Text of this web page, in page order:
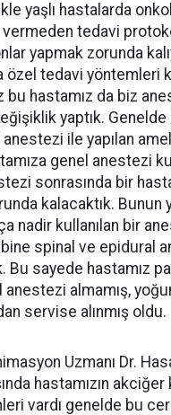
yaşlı hastalarda
tedavi
yapmak zorunda
özel tedavi yöntemleri
bu hastamız da biz
yaptık. Genelde
ile yapılan
genel anestezi
sonrasında bir
kalacaktık. Bunun
nadir kullanılan bir
spinal ve epidural
Bu sayede hastamız
almamış,
servise alınmış oldu.
Uzmanı Dr.
hastamızın akciğer
vardı genelde bu